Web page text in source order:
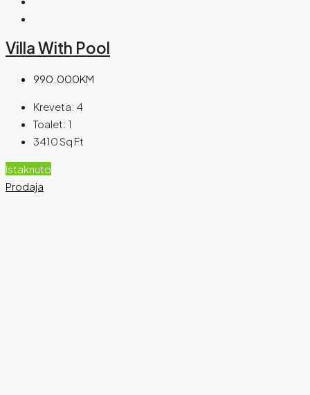
Villa With Pool
990.000KM
Kreveta: 4
Toalet: 1
3410Sq Ft
Istaknuto
Prodaja